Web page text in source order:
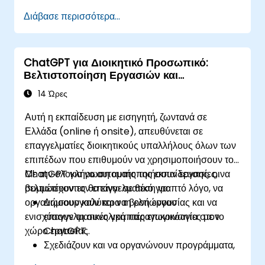
Μάθουν τις βέλτιστες πρακτικές του ChatGPT
και τις πραγματικές εφαρμογές του.
Διάβασε περισσότερα...
ChatGPT για Διοικητικό Προσωπικό:
Βελτιστοποίηση Εργασιών και
Παραγωγικότητα
14 Ώρες
Αυτή η εκπαίδευση με εισηγητή, ζωντανά σε
Ελλάδα (online ή onsite), απευθύνεται σε
επαγγελματίες διοικητικούς υπαλλήλους όλων των
επιπέδων που επιθυμούν να χρησιμοποιήσουν το
ChatGPT για να αυτοματοποιήσουν εργασίες, να
βελτιώσουν τον επαγγελματικό γραπτό λόγο, να
οργανώσουν καλύτερα τη ροή εργασίας και να
ενισχύσουν τη συνολική παραγωγικότητα στον
χώρο εργασίας.
Με την ολοκλήρωση αυτής της εκπαίδευσης, οι
συμμετέχοντες θα είναι σε θέση να:
Δημιουργούν και να βελτιώνουν
επαγγελματικές γραπτές επικοινωνίες με το
ChatGPT.
Σχεδιάζουν και να οργανώνουν προγράμματα,